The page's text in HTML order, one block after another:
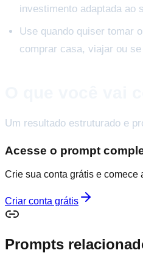
investimento adaptada ao
Use quando quiser tomar
comprar casa, viajar ou
Um resultado estruturado e
Acesse o prompt
Crie sua conta grátis e comece
Criar conta grátis
Prompts